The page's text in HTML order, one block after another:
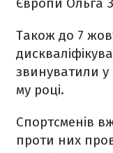
Також до 7
звинуватили у
му році.
Спортсменів
проти них